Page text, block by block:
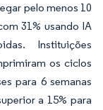
pelo menos 10
31% usando IA
Instituições
os ciclos
para 6 semanas
a 15% para